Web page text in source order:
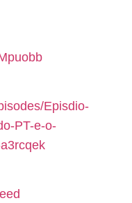
Episdio-
PT-e-o-